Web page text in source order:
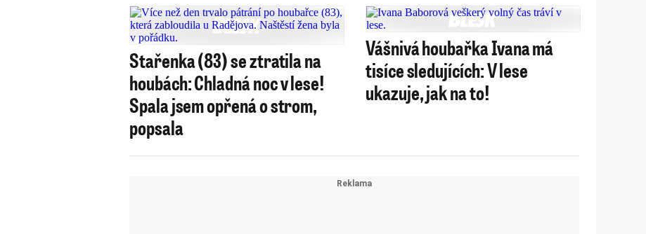
Stařenka (83) se ztratila na
houbách: Chladná noc v lese!
Spala jsem opřená o strom,
popsala
Vášnivá houbařka Ivana má
tisíce sledujících: V lese
ukazuje, jak na to!